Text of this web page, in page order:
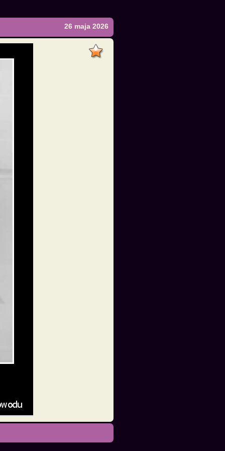
26 maja 2026